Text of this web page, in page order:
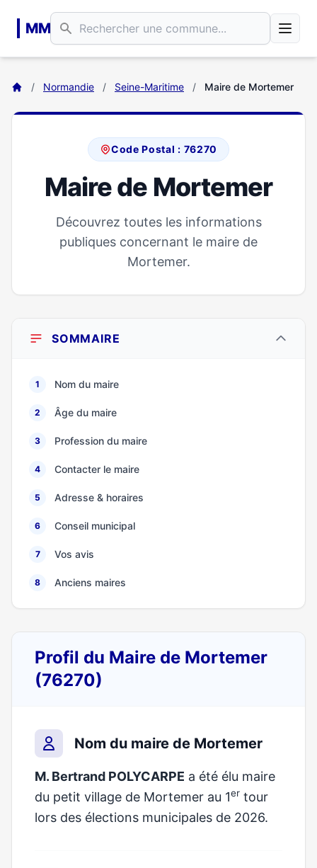
MM
/ Normandie / Seine-Maritime / Maire de Mortemer
Code Postal : 76270
Maire de Mortemer
Découvrez toutes les informations
publiques concernant le maire de
Mortemer.
SOMMAIRE
1 Nom du maire
2 Âge du maire
3 Profession du maire
4 Contacter le maire
5 Adresse & horaires
6 Conseil municipal
7 Vos avis
8 Anciens maires
Profil du Maire de Mortemer
(76270)
Nom du maire de Mortemer
M. Bertrand POLYCARPE a été élu maire
du petit village de Mortemer au 1er tour
lors des élections municipales de 2026.